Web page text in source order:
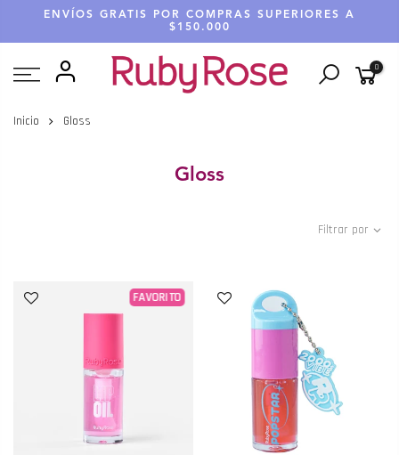
ENVÍOS GRATIS POR COMPRAS SUPERIORES A
$150.000
0
Inicio Gloss
Gloss
Filtrar por
FAVORITO